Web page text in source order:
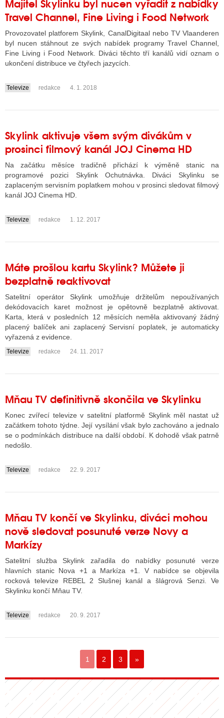
Travel Channel, Fine Living i Food Network
Provozovatel platforem Skylink, CanalDigitaal nebo TV Vlaanderen
byl nucen stáhnout ze svých nabídek programy Travel Channel,
Fine Living i Food Network. Diváci těchto tří kanálů vidí oznam o
ukončení distribuce ve čtyřech jazycích.
....
Televize redakce 4. 1. 2018
Skylink aktivuje všem svým divákům v
prosinci filmový kanál JOJ Cinema HD
Na začátku měsíce tradičně přichází k výměně stanic na
programové pozici Skylink Ochutnávka. Diváci Skylinku se
zaplaceným servisním poplatkem mohou v prosinci sledovat filmový
kanál JOJ Cinema HD.
....
Televize redakce 1. 12. 2017
Máte prošlou kartu Skylink? Můžete ji
bezplatně reaktivovat
Satelitní operátor Skylink umožňuje držitelům nepoužívaných
dekódovacích karet možnost je opětovně bezplatně aktivovat.
Karta, která v posledních 12 měsících neměla aktivovaný žádný
placený balíček ani zaplacený Servisní poplatek, je automaticky
vyřazená z evidence.
....
Televize redakce 24. 11. 2017
Mňau TV definitivně skončila ve Skylinku
Konec zvířecí televize v satelitní platformě Skylink měl nastat už
začátkem tohoto týdne. Její vysílání však bylo zachováno a jednalo
se o podmínkách distribuce na další období. K dohodě však patrně
nedošlo.
....
Televize redakce 22. 9. 2017
Mňau TV končí ve Skylinku, diváci mohou
nově sledovat posunuté verze Novy a
Markízy
Satelitní služba Skylink zařadila do nabídky posunuté verze
hlavních stanic Nova +1 a Markíza +1. V nabídce se objevila
rocková televize REBEL 2 Slušnej kanál a šlágrová Senzi. Ve
Skylinku končí Mňau TV.
....
Televize redakce 20. 9. 2017
1 2 3 »